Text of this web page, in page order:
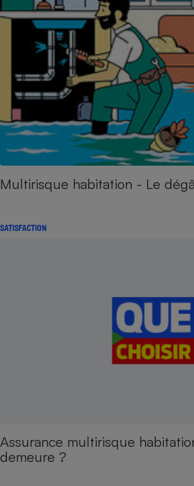
Multirisque habitation - Le
SATISFACTION
Assurance multirisque
demeure ?